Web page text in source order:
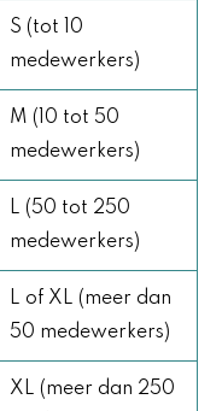
S (tot 10
medewerkers)
M (10 tot 50
medewerkers)
L (50 tot 250
medewerkers)
L of XL (meer dan
50 medewerkers)
XL (meer dan 250